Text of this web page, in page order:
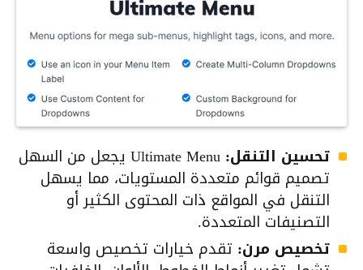
تحسين التنقل: Ultimate Menu يجعل من السهل
تصميم قوائم متعددة المستويات، مما يسهل
التنقل في المواقع ذات المحتوى الكثير أو
التصنيفات المتعددة.
تخصيص مرن: تقدم خيارات تخصيص واسعة